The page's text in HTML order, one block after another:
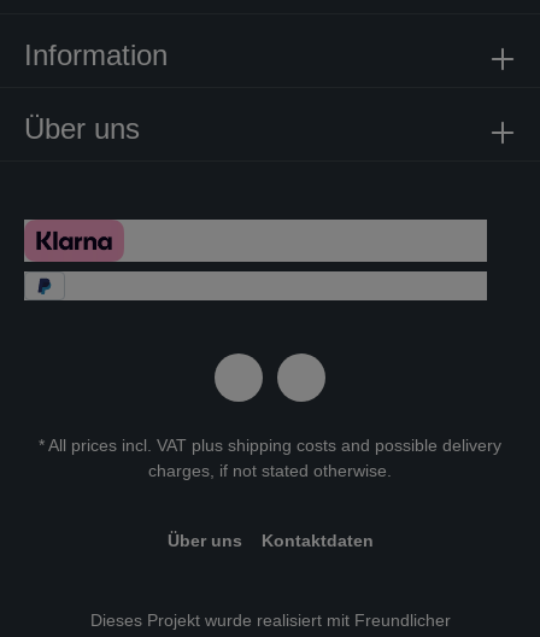
Über uns
Information
* All prices incl. VAT plus shipping costs and possible delivery
charges, if not stated otherwise.
Über uns Kontaktdaten
Dieses Projekt wurde realisiert mit Freundlicher